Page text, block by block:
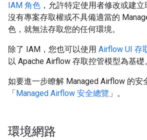
IAM 角色 ，允許特定使用者修改或建
沒有專案存取權或不具備適當的
色，就無法存取您的任何環境。
除了 IAM，您也可以使用 Airflow UI 存
以 Apache Airflow 存取控管模型為基礎
如要進一步瞭解 Managed Airflow 的安
「 Managed Airflow 安全總覽 」。
環境網路